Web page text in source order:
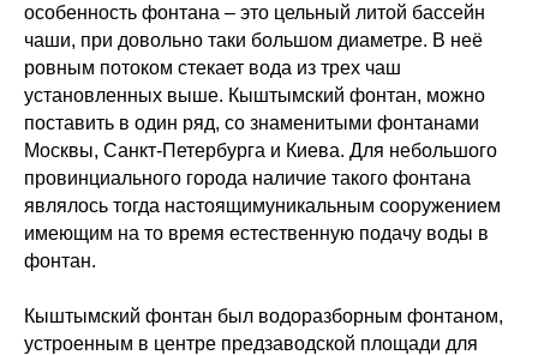
особенность фонтана – это цельный литой бассейн
чаши, при довольно таки большом диаметре. В неё
ровным потоком стекает вода из трех чаш
установленных выше. Кыштымский фонтан, можно
поставить в один ряд, со знаменитыми фонтанами
Москвы, Санкт-Петербурга и Киева. Для небольшого
провинциального города наличие такого фонтана
являлось тогда настоящимуникальным сооружением
имеющим на то время естественную подачу воды в
фонтан.
Кыштымский фонтан был водоразборным фонтаном,
устроенным в центре предзаводской площади для